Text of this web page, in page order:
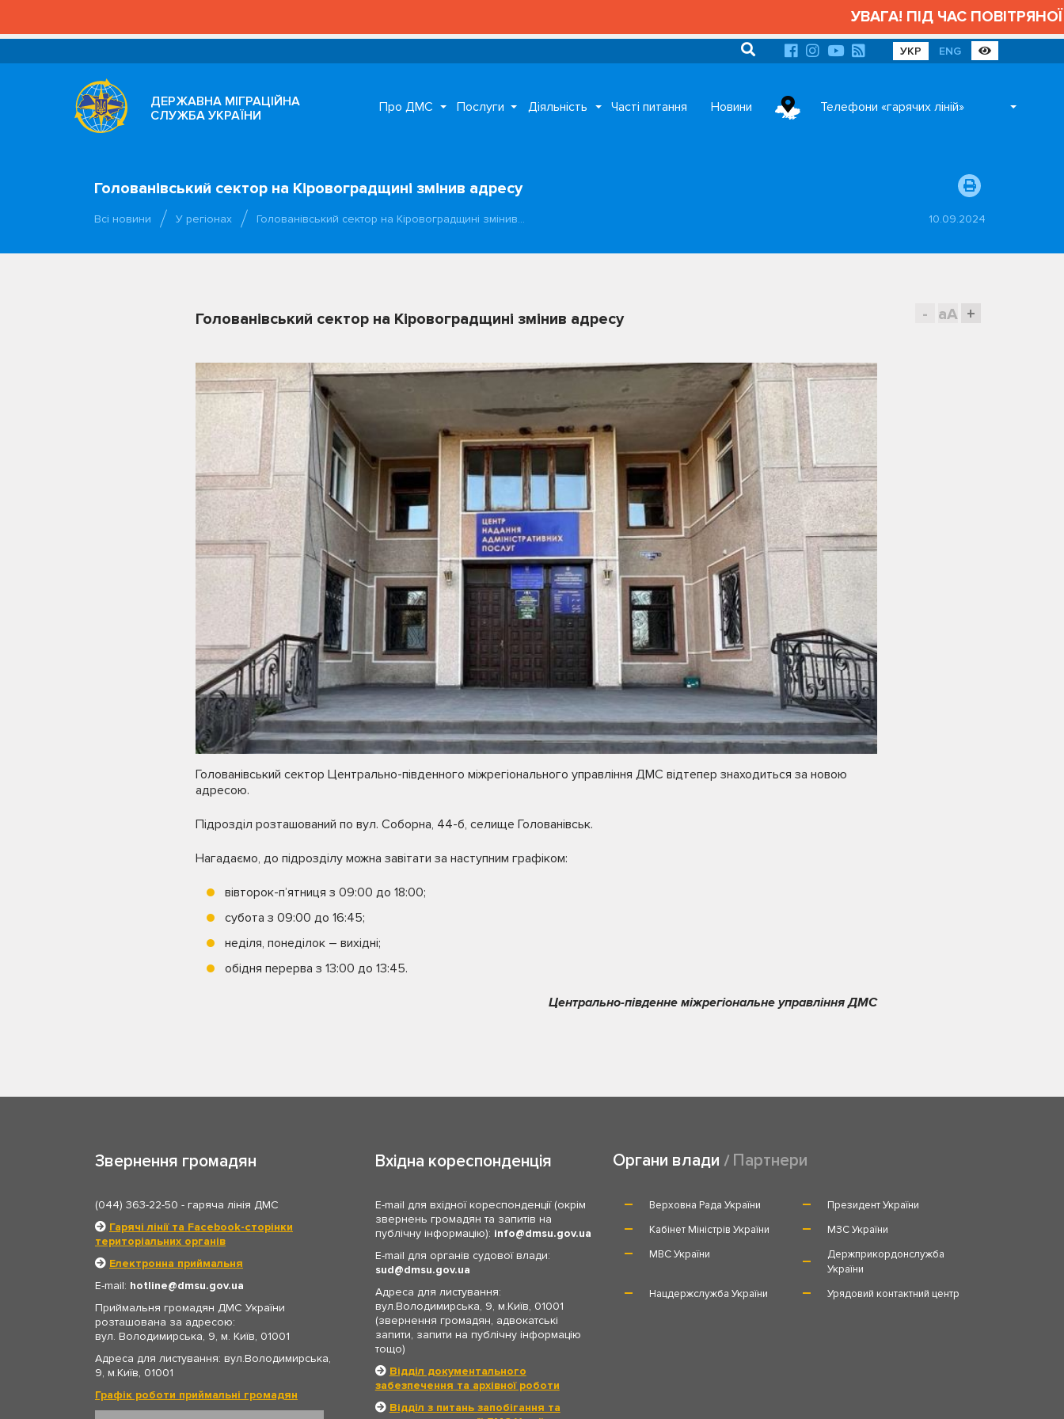
УВАГА! ПІД ЧАС ПОВІТРЯНОЇ
УКР ENG
ДЕРЖАВНА МІГРАЦІЙНА
СЛУЖБА УКРАЇНИ
Про ДМС Послуги Діяльність Часті питання Новини Телефони «гарячих ліній»
Голованівський сектор на Кіровоградщині змінив адресу
Всі новини У регіонах Голованівський сектор на Кіровоградщині змінив… 10.09.2024
- aA +
Голованівський сектор на Кіровоградщині змінив адресу
Голованівський сектор Центрально-південного міжрегіонального управління ДМС відтепер знаходиться за новою
адресою.
Підрозділ розташований по вул. Соборна, 44-б, селище Голованівськ.
Нагадаємо, до підрозділу можна завітати за наступним графіком:
вівторок-п’ятниця з 09:00 до 18:00;
субота з 09:00 до 16:45;
неділя, понеділок – вихідні;
обідня перерва з 13:00 до 13:45.
Центрально-південне міжрегіональне управління ДМС
Звернення громадян
(044) 363-22-50 - гаряча лінія ДМС
Гарячі лінії та Facebook-сторінки
територіальних органів
Електронна приймальня
E-mail: hotline
dmsu.gov.ua
Приймальня громадян ДМС України
розташована за адресою:
вул. Володимирська, 9, м. Київ, 01001
Адреса для листування: вул.Володимирська,
9, м.Київ, 01001
Графік роботи приймальні громадян
Вхідна кореспонденція
E-mail для вхідної кореспонденції (окрім
звернень громадян та запитів на
публічну інформацію): info
dmsu.gov.ua
E-mail для органів судової влади:
sud
dmsu.gov.ua
Адреса для листування:
вул.Володимирська, 9, м.Київ, 01001
(звернення громадян, адвокатські
запити, запити на публічну інформацію
тощо)
Відділ документального
забезпечення та архівної роботи
Відділ з питань запобігання та
Органи влади Партнери
Верховна Рада України
Президент України
Кабінет Міністрів України
МЗС України
МВС України
Держприкордонслужба
України
Нацдержслужба України
Урядовий контактний центр